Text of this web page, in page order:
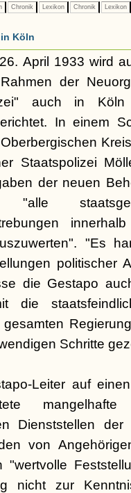
Chronik Lexikon Chronik Lexikon
Köln
April 1933 wird
der
auch in Köln
In einem
Staatspolizei
der neuen
"alle
"Es
politischer
die Gestapo
die
Schritte
Leiter auf
mangelhafte
Dienststellen
von
"wertvolle
nicht zur